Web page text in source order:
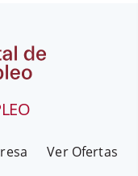
Ver Ofertas